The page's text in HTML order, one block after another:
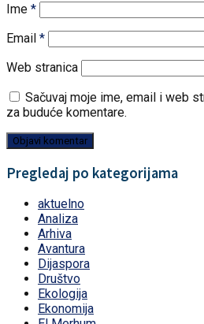
Ime *
Email *
Web stranica
Sačuvaj moje ime, email i web
za buduće komentare.
Pregledaj po kategorijama
aktuelno
Analiza
Arhiva
Avantura
Dijaspora
Društvo
Ekologija
Ekonomija